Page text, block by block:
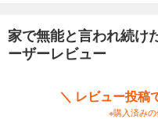
家で無能と言われ続け
ーザーレビュー
＼ レビュー投稿
※購入済み